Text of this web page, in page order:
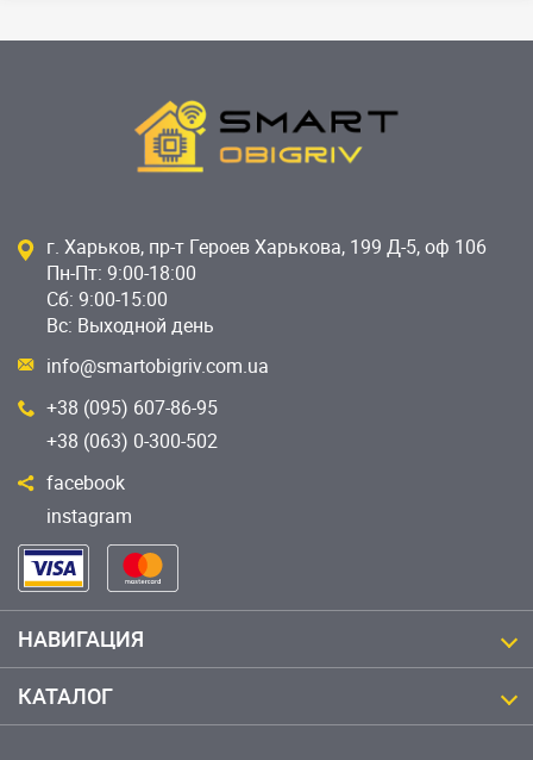
г. Харьков, пр-т Героев Харькова, 199 Д-5, оф 106
Пн-Пт: 9:00-18:00
Сб: 9:00-15:00
Вс: Выходной день
info@smartobigriv.com.ua
+38 (095) 607-86-95
+38 (063) 0-300-502
facebook
instagram
НАВИГАЦИЯ
КАТАЛОГ